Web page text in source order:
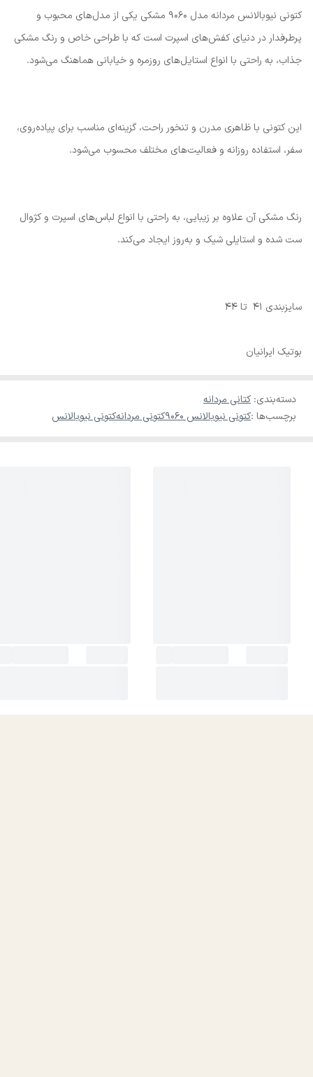
کتونی نیوبالانس مردانه مدل 9060 مشکی یکی از مدل‌های محبوب و
پرطرفدار در دنیای کفش‌های اسپرت است که با طراحی خاص و رنگ مشکی
جذاب، به راحتی با انواع استایل‌های روزمره و خیابانی هماهنگ می‌شود.
این کتونی با ظاهری مدرن و تنخور راحت، گزینه‌ای مناسب برای پیاده‌روی،
سفر، استفاده روزانه و فعالیت‌های مختلف محسوب می‌شود.
رنگ مشکی آن علاوه بر زیبایی، به راحتی با انواع لباس‌های اسپرت و کژوال
ست شده و استایلی شیک و به‌روز ایجاد می‌کند.
سایزبندی 41 تا 44
بوتیک ایرانیان
دسته‌بندی: کتانی مردانه
برچسب‌ها :کتونی نیوبالانس 9060 کتونی مردانهکتونی نیوبالانس